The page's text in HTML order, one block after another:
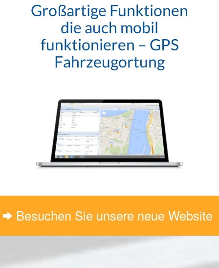
Großartige Funktionen
die auch mobil
funktionieren – GPS
Fahrzeugortung
Besuchen Sie unsere neue Website